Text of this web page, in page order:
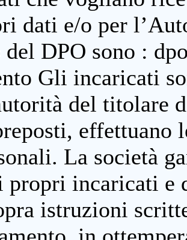
dati e/o per
del DPO sono :
Gli incaricati
del titolare
effettuano
La società
incaricati e
istruzioni